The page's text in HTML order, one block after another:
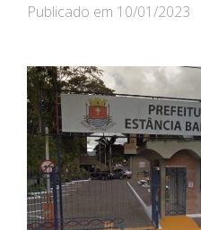
Publicado em 10/01/2023